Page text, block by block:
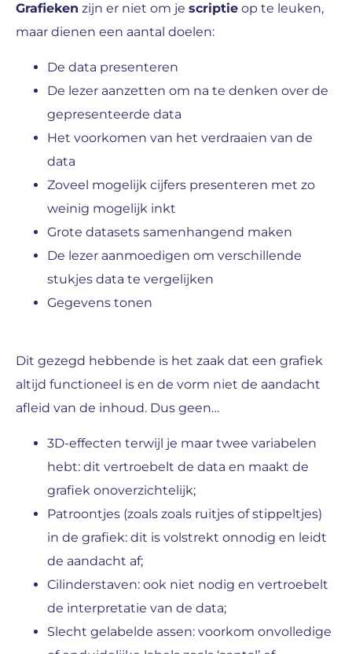
Grafieken zijn er niet om je scriptie op te leuken,
maar dienen een aantal doelen:
De data presenteren
De lezer aanzetten om na te denken over de
gepresenteerde data
Het voorkomen van het verdraaien van de
data
Zoveel mogelijk cijfers presenteren met zo
weinig mogelijk inkt
Grote datasets samenhangend maken
De lezer aanmoedigen om verschillende
stukjes data te vergelijken
Gegevens tonen
Dit gezegd hebbende is het zaak dat een grafiek
altijd functioneel is en de vorm niet de aandacht
afleid van de inhoud. Dus geen…
3D-effecten terwijl je maar twee variabelen
hebt: dit vertroebelt de data en maakt de
grafiek onoverzichtelijk;
Patroontjes (zoals zoals ruitjes of stippeltjes)
in de grafiek: dit is volstrekt onnodig en leidt
de aandacht af;
Cilinderstaven: ook niet nodig en vertroebelt
de interpretatie van de data;
Slecht gelabelde assen: voorkom onvolledige